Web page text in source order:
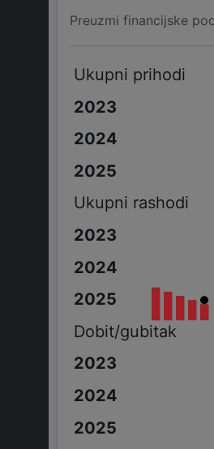
Preuzmi financijske
Ukupni prihodi
Ukupni rashodi
Dobit/gubitak